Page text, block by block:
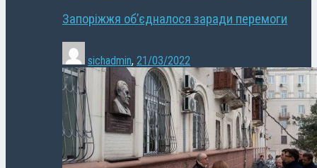
Запоріжжя об’єдналося заради перемоги
sichadmin, 21/03/2022